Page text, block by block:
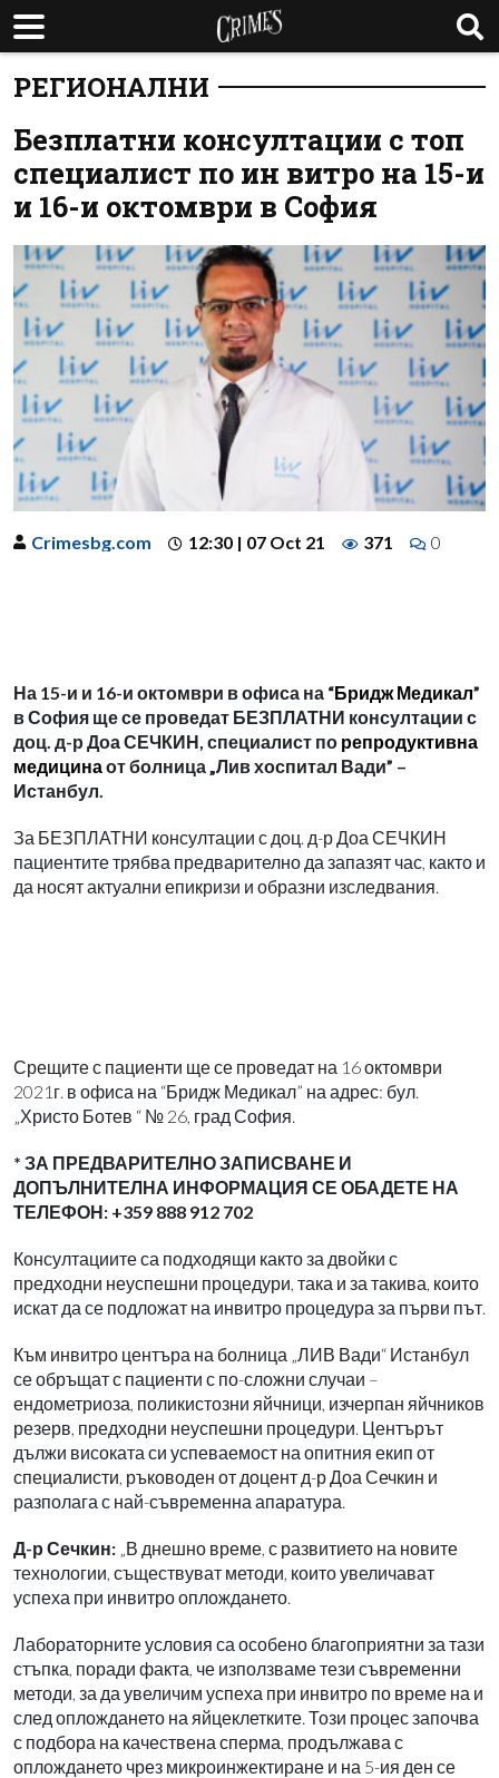
РЕГИОНАЛНИ
Безплатни консултации с топ
специалист по ин витро на 15-и
и 16-и октомври в София
Crimesbg.com 12:30 | 07 Oct 21 371 0
На 15-и и 16-и октомври в офиса на “Бридж Медикал”
в София ще се проведат БЕЗПЛАТНИ консултации с
доц. д-р Доа СЕЧКИН, специалист по репродуктивна
медицина от болница „Лив хоспитал Вади” –
Истанбул.
За БЕЗПЛАТНИ консултации с доц. д-р Доа СЕЧКИН
пациентите трябва предварително да запазят час, както и
да носят актуални епикризи и образни изследвания.
Срещите с пациенти ще се проведат на 16 октомври
2021г. в офиса на “Бридж Медикал” на адрес: бул.
„Христо Ботев “ № 26, град София.
* ЗА ПРЕДВАРИТЕЛНО ЗАПИСВАНЕ И
ДОПЪЛНИТЕЛНА ИНФОРМАЦИЯ СЕ ОБАДЕТЕ НА
ТЕЛЕФОН: +359 888 912 702
Консултациите са подходящи както за двойки с
предходни неуспешни процедури, така и за такива, които
искат да се подложат на инвитро процедура за първи път.
Към инвитро центъра на болница „ЛИВ Вади“ Истанбул
се обръщат с пациенти с по-сложни случаи –
ендометриоза, поликистозни яйчници, изчерпан яйчников
резерв, предходни неуспешни процедури. Центърът
дължи високата си успеваемост на опитния екип от
специалисти, ръководен от доцент д-р Доа Сечкин и
разполага с най-съвременна апаратура.
Д-р Сечкин: „В днешно време, с развитието на новите
технологии, съществуват методи, които увеличават
успеха при инвитро оплождането.
Лабораторните условия са особено благоприятни за тази
стъпка, поради факта, че използваме тези съвременни
методи, за да увеличим успеха при инвитро по време на и
след оплождането на яйцеклетките. Този процес започва
с подбора на качествена сперма, продължава с
оплождането чрез микроинжектиране и на 5-ия ден се